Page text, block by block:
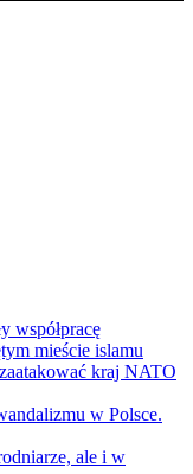
współpracę
mieście islamu
kraj NATO
w Polsce.
ale i w